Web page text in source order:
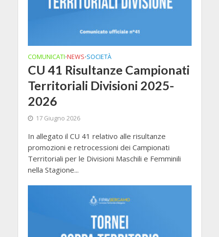
COMUNICATI•NEWS•SOCIETÀ
CU 41 Risultanze Campionati
Territoriali Divisioni 2025-
2026
17 Giugno 2026
In allegato il CU 41 relativo alle risultanze
promozioni e retrocessioni dei Campionati
Territoriali per le Divisioni Maschili e Femminili
nella Stagione...